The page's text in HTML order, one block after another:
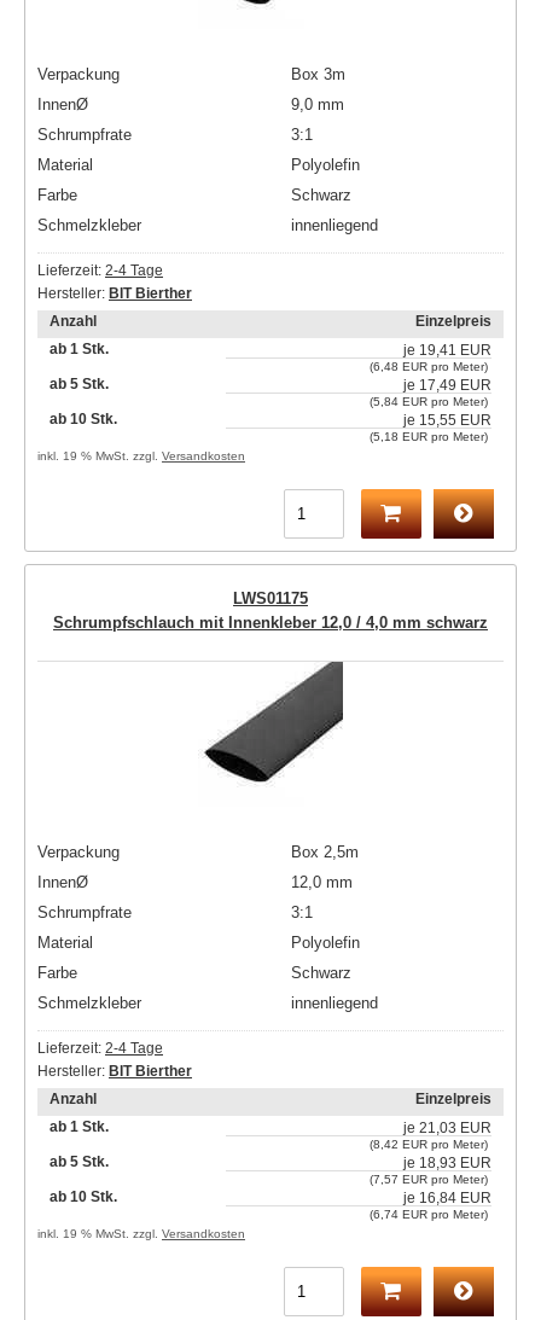
Verpackung
Box 3m
InnenØ
9,0 mm
Schrumpfrate
3:1
Material
Polyolefin
Farbe
Schwarz
Schmelzkleber
innenliegend
Lieferzeit: 2-4 Tage
Hersteller: BIT Bierther
Anzahl
Einzelpreis
ab 1 Stk.
je 19,41 EUR
(6,48 EUR pro Meter)
ab 5 Stk. je 17,49 EUR
(5,84 EUR pro Meter)
ab 10 Stk. je 15,55 EUR
(5,18 EUR pro Meter)
inkl. 19 % MwSt. zzgl. Versandkosten
LWS01175
Schrumpfschlauch mit Innenkleber 12,0 / 4,0 mm schwarz
Verpackung
Box 2,5m
InnenØ
12,0 mm
Schrumpfrate
3:1
Material
Polyolefin
Farbe
Schwarz
Schmelzkleber
innenliegend
Lieferzeit: 2-4 Tage
Hersteller: BIT Bierther
Anzahl
Einzelpreis
ab 1 Stk.
je 21,03 EUR
(8,42 EUR pro Meter)
ab 5 Stk. je 18,93 EUR
(7,57 EUR pro Meter)
ab 10 Stk. je 16,84 EUR
(6,74 EUR pro Meter)
inkl. 19 % MwSt. zzgl. Versandkosten